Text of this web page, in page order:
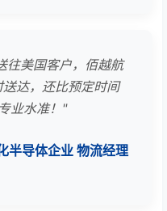
往美国客户，佰越航
达，还比预定时间
业水准！"
半导体企业 物流经理